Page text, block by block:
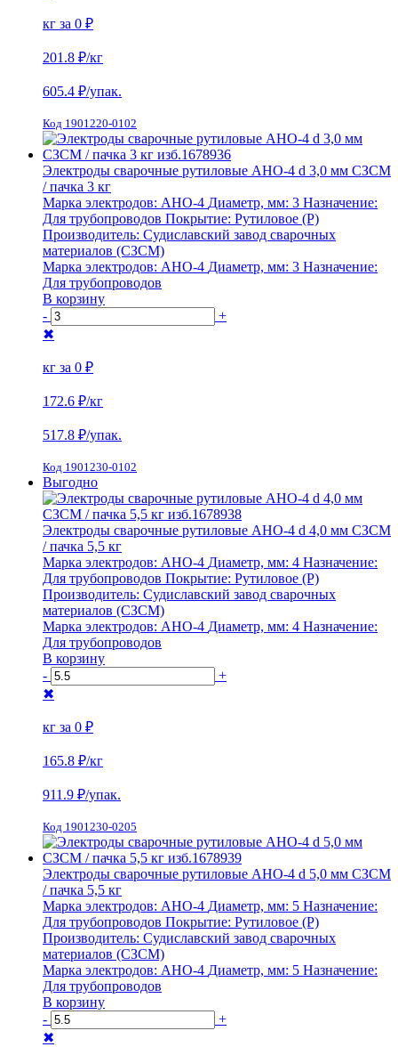
кг за 0 ₽
201.8 ₽/кг
605.4 ₽/упак.
Код 1901220-0102
Электроды сварочные рутиловые АНО-4 d 3,0 мм СЗСМ
/ пачка 3 кг
Марка электродов: АНО-4 Диаметр, мм: 3 Назначение:
Для трубопроводов Покрытие: Рутиловое (Р)
Производитель: Судиславский завод сварочных
материалов (СЗСМ)
Марка электродов: АНО-4 Диаметр, мм: 3 Назначение:
Для трубопроводов
В корзину
-
+
✖
кг за 0 ₽
172.6 ₽/кг
517.8 ₽/упак.
Код 1901230-0102
Выгодно
Электроды сварочные рутиловые АНО-4 d 4,0 мм СЗСМ
/ пачка 5,5 кг
Марка электродов: АНО-4 Диаметр, мм: 4 Назначение:
Для трубопроводов Покрытие: Рутиловое (Р)
Производитель: Судиславский завод сварочных
материалов (СЗСМ)
Марка электродов: АНО-4 Диаметр, мм: 4 Назначение:
Для трубопроводов
В корзину
-
+
✖
кг за 0 ₽
165.8 ₽/кг
911.9 ₽/упак.
Код 1901230-0205
Электроды сварочные рутиловые АНО-4 d 5,0 мм СЗСМ
/ пачка 5,5 кг
Марка электродов: АНО-4 Диаметр, мм: 5 Назначение:
Для трубопроводов Покрытие: Рутиловое (Р)
Производитель: Судиславский завод сварочных
материалов (СЗСМ)
Марка электродов: АНО-4 Диаметр, мм: 5 Назначение:
Для трубопроводов
В корзину
-
+
✖